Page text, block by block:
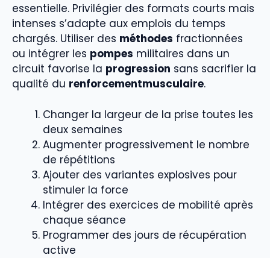
essentielle. Privilégier des formats courts mais
intenses s’adapte aux emplois du temps
chargés. Utiliser des méthodes fractionnées
ou intégrer les pompes militaires dans un
circuit favorise la progression sans sacrifier la
qualité du renforcementmusculaire.
Changer la largeur de la prise toutes les
deux semaines
Augmenter progressivement le nombre
de répétitions
Ajouter des variantes explosives pour
stimuler la force
Intégrer des exercices de mobilité après
chaque séance
Programmer des jours de récupération
active